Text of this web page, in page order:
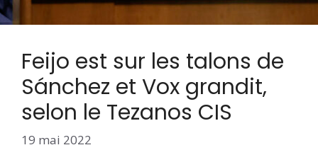
Feijo est sur les talons de
Sánchez et Vox grandit,
selon le Tezanos CIS
19 mai 2022